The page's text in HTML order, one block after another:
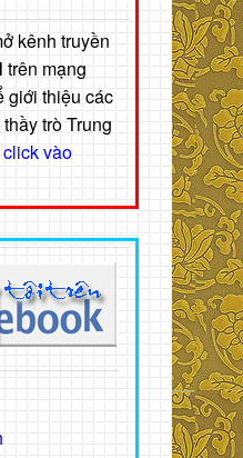
kênh truyền
trên mạng
giới thiệu các
trò Trung
click vào